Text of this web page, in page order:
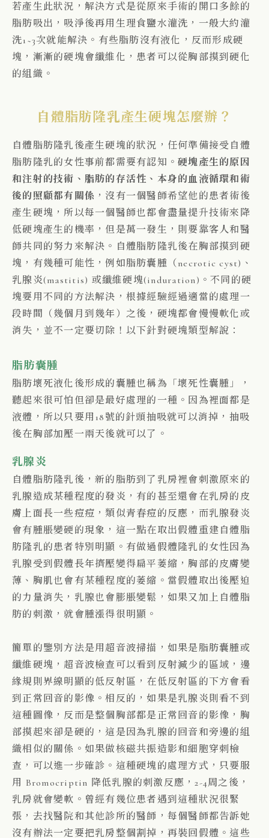
若產生此狀況，解決方式是從原來手術的開口多餘的
脂肪吸出，吸淨後再用生理食鹽水灌洗，一般大約灌
洗1~3次就能解決。有些脂肪沒有液化，反而形成硬
塊，漸漸的硬塊會纖維化，患者可以從胸部摸到硬化
的組織。
自體脂肪隆乳產生硬塊怎麼辦？
自體脂肪隆乳後產生硬塊的狀況，任何準備接受自體
脂肪隆乳的女性事前都需要有認知。 硬塊產生的原因
和注射的技術、脂肪的存活性、本身的血液循環和術
後的照顧都有關係 ，沒有一個醫師希望他的患者術後
產生硬塊，所以每一個醫師也都會盡量提升技術來降
低硬塊產生的機率，但是萬一發生，則要靠客人和醫
師共同的努力來解決。 自體脂肪隆乳後在胸部摸到硬
塊，有幾種可能性，例如脂肪囊腫（necrotic cyst)、
乳腺炎(mastitis) 或纖維硬塊(induration)。不同的硬
塊要用不同的方法解決，根據經驗經過適當的處理一
段時間（幾個月到幾年）之後，硬塊都會慢慢軟化或
消失，並不一定要切除！以下針對硬塊類型解說：
脂肪囊腫
脂肪壞死液化後形成的囊腫也稱為「壞死性囊腫」，
聽起來很可怕但卻是最好處理的一種。因為裡面都是
液體，所以只要用18號的針頭抽吸就可以消掉，抽吸
後在胸部加壓一兩天後就可以了。
乳腺炎
自體脂肪隆乳後，新的脂肪到了乳房裡會刺激原來的
乳腺造成某種程度的發炎，有的甚至還會在乳房的皮
膚上面長一些痘痘，類似青春痘的反應，而乳腺發炎
會有腫脹變硬的現象，這一點在取出假體重建自體脂
肪隆乳的患者特別明顯。有做過假體隆乳的女性因為
乳腺受到假體長年擠壓變得扁平萎縮，胸部的皮膚變
薄、胸肌也會有某種程度的萎縮。當假體取出後壓迫
的力量消失，乳腺也會膨脹變鬆，如果又加上自體脂
肪的刺激，就會腫漲得很明顯。
簡單的鑒別方法是用超音波掃描，如果是脂肪囊腫或
纖維硬塊，超音波檢查可以看到反射減少的區域，邊
緣規則界線明顯的低反射區，在低反射區的下方會看
到正常回音的影像。相反的，如果是乳腺炎則看不到
這種圖像，反而是整個胸部都是正常回音的影像，胸
部摸起來卻是硬的，這是因為乳腺的回音和旁邊的組
織相似的關係。如果做核磁共振造影和細胞穿刺檢
查，可以進一步確診。這種硬塊的處理方式，只要服
用 Bromocriptin 降低乳腺的刺激反應，2-4周之後，
乳房就會變軟。曾經有幾位患者遇到這種狀況很緊
張，去找醫院和其他診所的醫師，每個醫師都告訴她
沒有辦法一定要把乳房整個割掉，再裝回假體。這些